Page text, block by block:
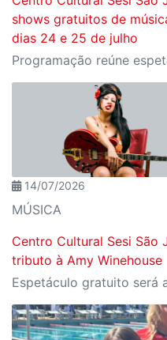
shows gratuitos de
dias 24 e 25 de julho
14/07/2026
MÚSICA
Centro Cultural Sesi São
tributo à Amy Winehouse